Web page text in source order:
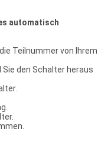
automatisch
Teilnummer von Ihrem
den Schalter heraus